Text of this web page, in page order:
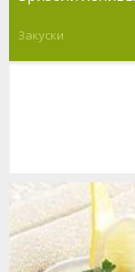
Закуски